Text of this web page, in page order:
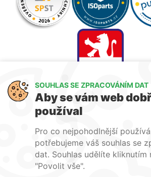
Jsme členem
SOUHLAS SE ZPRACOVÁNÍM DAT
Aby se vám web
používal
Pro co nejpohodlnější
potřebujeme váš souhlas se
dat. Souhlas udělíte kliknutím
"Povolit vše".